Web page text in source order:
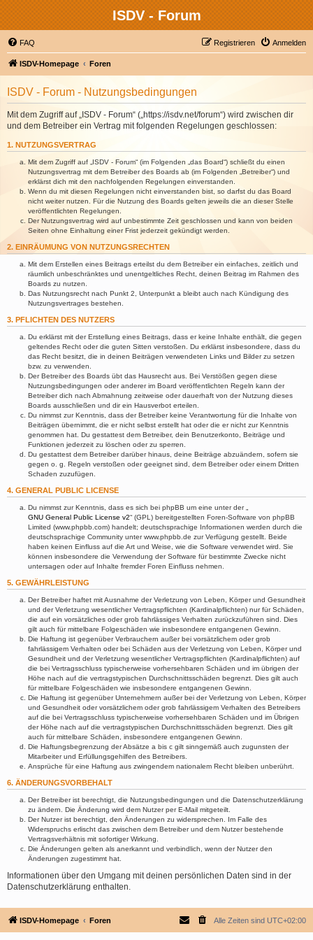
ISDV - Forum
FAQ Anmelden
Registrieren
ISDV-Homepage Foren
ISDV - Forum - Nutzungsbedingungen
Mit dem Zugriff auf „ISDV - Forum“ („https://isdv.net/forum“) wird zwischen dir
und dem Betreiber ein Vertrag mit folgenden Regelungen geschlossen:
1. NUTZUNGSVERTRAG
Mit dem Zugriff auf „ISDV - Forum“ (im Folgenden „das Board“) schließt du einen
Nutzungsvertrag mit dem Betreiber des Boards ab (im Folgenden „Betreiber“) und
erklärst dich mit den nachfolgenden Regelungen einverstanden.
Wenn du mit diesen Regelungen nicht einverstanden bist, so darfst du das Board
nicht weiter nutzen. Für die Nutzung des Boards gelten jeweils die an dieser Stelle
veröffentlichten Regelungen.
Der Nutzungsvertrag wird auf unbestimmte Zeit geschlossen und kann von beiden
Seiten ohne Einhaltung einer Frist jederzeit gekündigt werden.
2. EINRÄUMUNG VON NUTZUNGSRECHTEN
Mit dem Erstellen eines Beitrags erteilst du dem Betreiber ein einfaches, zeitlich und
räumlich unbeschränktes und unentgeltliches Recht, deinen Beitrag im Rahmen des
Boards zu nutzen.
Das Nutzungsrecht nach Punkt 2, Unterpunkt a bleibt auch nach Kündigung des
Nutzungsvertrages bestehen.
3. PFLICHTEN DES NUTZERS
Du erklärst mit der Erstellung eines Beitrags, dass er keine Inhalte enthält, die gegen
geltendes Recht oder die guten Sitten verstoßen. Du erklärst insbesondere, dass du
das Recht besitzt, die in deinen Beiträgen verwendeten Links und Bilder zu setzen
bzw. zu verwenden.
Der Betreiber des Boards übt das Hausrecht aus. Bei Verstößen gegen diese
Nutzungsbedingungen oder anderer im Board veröffentlichten Regeln kann der
Betreiber dich nach Abmahnung zeitweise oder dauerhaft von der Nutzung dieses
Boards ausschließen und dir ein Hausverbot erteilen.
Du nimmst zur Kenntnis, dass der Betreiber keine Verantwortung für die Inhalte von
Beiträgen übernimmt, die er nicht selbst erstellt hat oder die er nicht zur Kenntnis
genommen hat. Du gestattest dem Betreiber, dein Benutzerkonto, Beiträge und
Funktionen jederzeit zu löschen oder zu sperren.
Du gestattest dem Betreiber darüber hinaus, deine Beiträge abzuändern, sofern sie
gegen o. g. Regeln verstoßen oder geeignet sind, dem Betreiber oder einem Dritten
Schaden zuzufügen.
4. GENERAL PUBLIC LICENSE
Du nimmst zur Kenntnis, dass es sich bei phpBB um eine unter der „
GNU General Public License v2“ (GPL) bereitgestellten Foren-Software von phpBB
Limited (www.phpbb.com) handelt; deutschsprachige Informationen werden durch die
deutschsprachige Community unter www.phpbb.de zur Verfügung gestellt. Beide
haben keinen Einfluss auf die Art und Weise, wie die Software verwendet wird. Sie
können insbesondere die Verwendung der Software für bestimmte Zwecke nicht
untersagen oder auf Inhalte fremder Foren Einfluss nehmen.
5. GEWÄHRLEISTUNG
Der Betreiber haftet mit Ausnahme der Verletzung von Leben, Körper und Gesundheit
und der Verletzung wesentlicher Vertragspflichten (Kardinalpflichten) nur für Schäden,
die auf ein vorsätzliches oder grob fahrlässiges Verhalten zurückzuführen sind. Dies
gilt auch für mittelbare Folgeschäden wie insbesondere entgangenen Gewinn.
Die Haftung ist gegenüber Verbrauchern außer bei vorsätzlichem oder grob
fahrlässigem Verhalten oder bei Schäden aus der Verletzung von Leben, Körper und
Gesundheit und der Verletzung wesentlicher Vertragspflichten (Kardinalpflichten) auf
die bei Vertragsschluss typischerweise vorhersehbaren Schäden und im übrigen der
Höhe nach auf die vertragstypischen Durchschnittsschäden begrenzt. Dies gilt auch
für mittelbare Folgeschäden wie insbesondere entgangenen Gewinn.
Die Haftung ist gegenüber Unternehmern außer bei der Verletzung von Leben, Körper
und Gesundheit oder vorsätzlichem oder grob fahrlässigem Verhalten des Betreibers
auf die bei Vertragsschluss typischerweise vorhersehbaren Schäden und im Übrigen
der Höhe nach auf die vertragstypischen Durchschnittsschäden begrenzt. Dies gilt
auch für mittelbare Schäden, insbesondere entgangenen Gewinn.
Die Haftungsbegrenzung der Absätze a bis c gilt sinngemäß auch zugunsten der
Mitarbeiter und Erfüllungsgehilfen des Betreibers.
Ansprüche für eine Haftung aus zwingendem nationalem Recht bleiben unberührt.
6. ÄNDERUNGSVORBEHALT
Der Betreiber ist berechtigt, die Nutzungsbedingungen und die Datenschutzerklärung
zu ändern. Die Änderung wird dem Nutzer per E-Mail mitgeteilt.
Der Nutzer ist berechtigt, den Änderungen zu widersprechen. Im Falle des
Widerspruchs erlischt das zwischen dem Betreiber und dem Nutzer bestehende
Vertragsverhältnis mit sofortiger Wirkung.
Die Änderungen gelten als anerkannt und verbindlich, wenn der Nutzer den
Änderungen zugestimmt hat.
Informationen über den Umgang mit deinen persönlichen Daten sind in der
Datenschutzerklärung enthalten.
ISDV-Homepage Foren Alle Zeiten sind UTC+02:00